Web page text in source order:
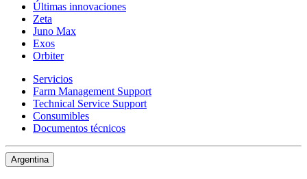
Últimas innovaciones
Zeta
Juno Max
Exos
Orbiter
Servicios
Farm Management Support
Technical Service Support
Consumibles
Documentos técnicos
Argentina